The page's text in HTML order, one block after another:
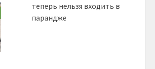
теперь нельзя входить в
парандже